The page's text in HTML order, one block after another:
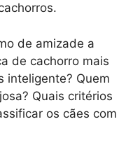
de amizade a
de cachorro mais
inteligente? Quem
Quais critérios
os cães com